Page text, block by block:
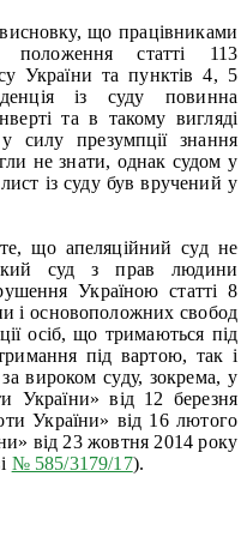
висновку, що працівниками
положення статті 113
України та пунктів 4, 5
із суду повинна
та в такому вигляді
силу презумпції знання
не знати, однак судом у
із суду був вручений у
що апеляційний суд не
суд з прав людини
Україною статті 8
і основоположних свобод
осіб, що тримаються під
під вартою, так і
вироком суду, зокрема, у
України» від 12 березня
України» від 16 лютого
від 23 жовтня 2014 року
№ 585/3179/17).